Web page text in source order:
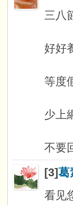
三八
好好
等度
少上
不要
[3]葛
看见